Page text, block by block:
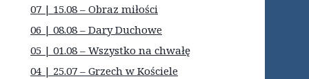
07 | 15.08 – Obraz miłości
06 | 08.08 – Dary Duchowe
05 | 01.08 – Wszystko na chwałę
04 | 25.07 – Grzech w Kościele